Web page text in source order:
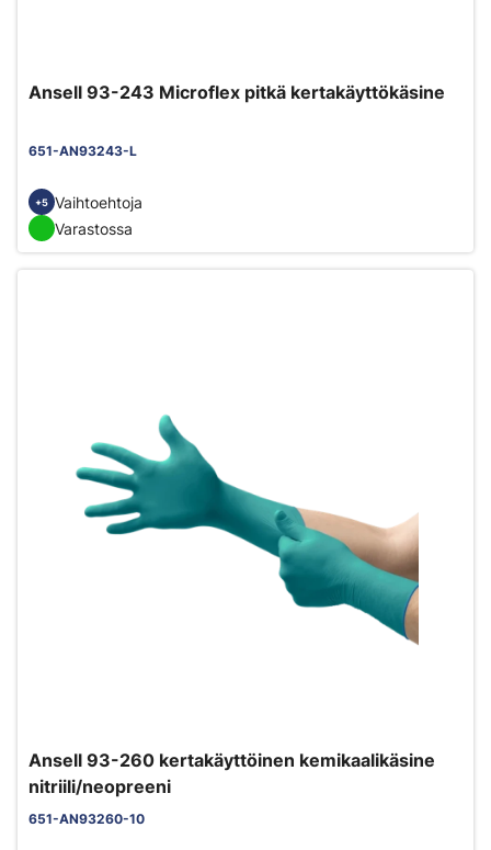
Ansell 93-243 Microflex pitkä kertakäyttökäsine
651-AN93243-L
+5 Vaihtoehtoja
Varastossa
Ansell 93-260 kertakäyttöinen kemikaalikäsine
nitriili/neopreeni
651-AN93260-10